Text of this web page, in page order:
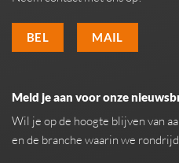
BEL MAIL
Meld je aan voor onze
Wil je op de hoogte blijven van
en de branche waarin we